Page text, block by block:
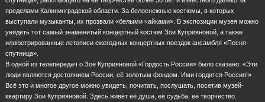
пределами Калининградской области. За белоснежные костюмы, в которых
выступали музыканты, их прозвали «белыми чайками». В экспозиции музея можно
увидеть тот самый знаменитый концертный костюм Зои Куприяновой, а также
иллюстрированные летописи ежегодных концертных поездок ансамбля «Песня-
спутница».
В одной из телепередач о Зое Куприяновой «Гордость России» было сказано: «Эти
люди являются достоянием России, её золотым фондом. Ими гордится Россия!»
Всё это и многое другое можно увидеть, почитать, послушать, посетив музей-
квартиру Зои Куприяновой. Здесь живёт её душа, её судьба, её творчество.